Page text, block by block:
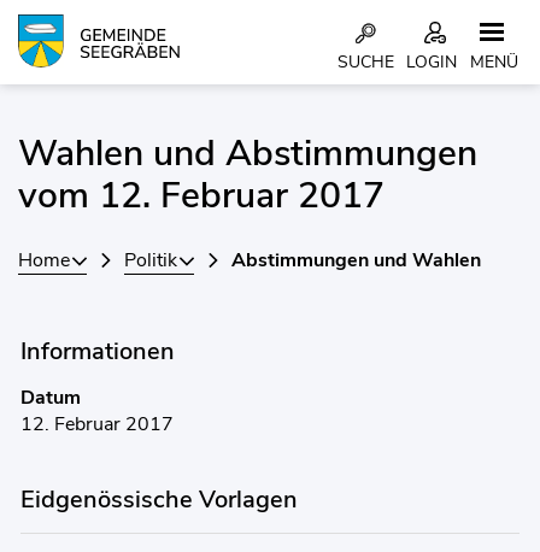
Kopfzeile
LOGIN
SUCHE MENÜ
Wahlen und Abstimmungen
vom 12. Februar 2017
Home Politik Abstimmungen und Wahlen
Informationen
Datum
12. Februar 2017
Eidgenössische Vorlagen